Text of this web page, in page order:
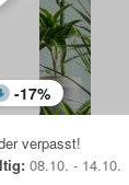
-17%
verpasst!
08.10. - 14.10.